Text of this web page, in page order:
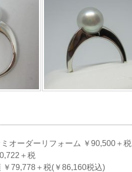
オーダーリフォーム ￥90,500＋税
＋税
￥79,778＋税(￥86,160税込)